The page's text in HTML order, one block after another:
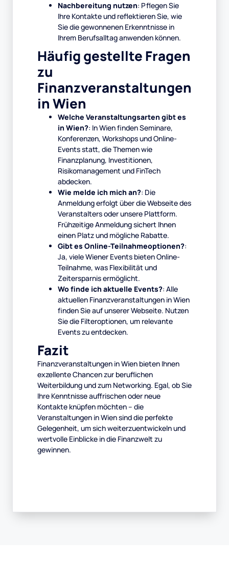
Nachbereitung nutzen: Pflegen Sie
Ihre Kontakte und reflektieren Sie, wie
Sie die gewonnenen Erkenntnisse in
Ihrem Berufsalltag anwenden können.
Häufig gestellte Fragen
zu
Finanzveranstaltungen
in Wien
Welche Veranstaltungsarten gibt es
in Wien?: In Wien finden Seminare,
Konferenzen, Workshops und Online-
Events statt, die Themen wie
Finanzplanung, Investitionen,
Risikomanagement und FinTech
abdecken.
Wie melde ich mich an?: Die
Anmeldung erfolgt über die Webseite des
Veranstalters oder unsere Plattform.
Frühzeitige Anmeldung sichert Ihnen
einen Platz und mögliche Rabatte.
Gibt es Online-Teilnahmeoptionen?:
Ja, viele Wiener Events bieten Online-
Teilnahme, was Flexibilität und
Zeitersparnis ermöglicht.
Wo finde ich aktuelle Events?: Alle
aktuellen Finanzveranstaltungen in Wien
finden Sie auf unserer Webseite. Nutzen
Sie die Filteroptionen, um relevante
Events zu entdecken.
Fazit
Finanzveranstaltungen in Wien bieten Ihnen
exzellente Chancen zur beruflichen
Weiterbildung und zum Networking. Egal, ob Sie
Ihre Kenntnisse auffrischen oder neue
Kontakte knüpfen möchten – die
Veranstaltungen in Wien sind die perfekte
Gelegenheit, um sich weiterzuentwickeln und
wertvolle Einblicke in die Finanzwelt zu
gewinnen.